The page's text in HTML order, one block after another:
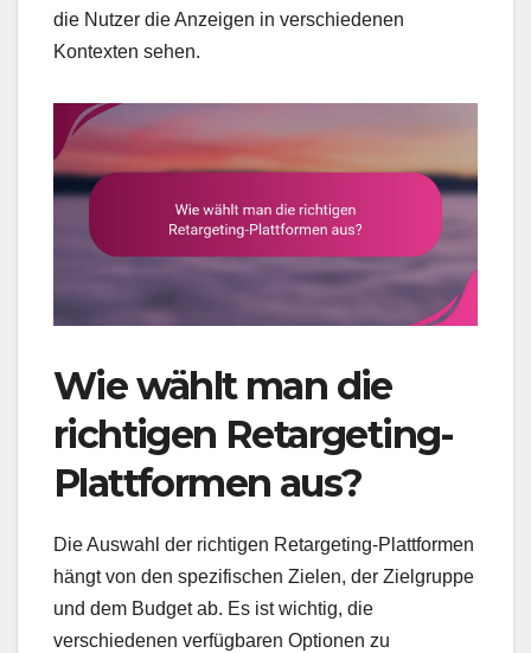
die Nutzer die Anzeigen in verschiedenen
Kontexten sehen.
Wie wählt man die
richtigen Retargeting-
Plattformen aus?
Die Auswahl der richtigen Retargeting-Plattformen
hängt von den spezifischen Zielen, der Zielgruppe
und dem Budget ab. Es ist wichtig, die
verschiedenen verfügbaren Optionen zu